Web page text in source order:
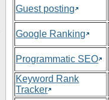
Guest posting
Google Ranking
Programmatic SEO
Keyword Rank
Tracker